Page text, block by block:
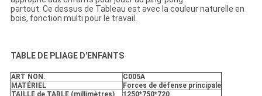
partout. Ce dessus de Tableau est avec la couleur naturelle en
bois, fonction multi pour le travail.
TABLE DE PLIAGE D'ENFANTS
ART NON.
C005A
MATÉRIEL
Forces de défense principale